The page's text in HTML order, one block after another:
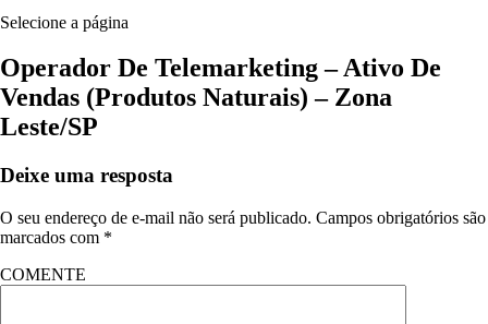
Selecione a página
Operador De Telemarketing – Ativo De
Vendas (Produtos Naturais) – Zona
Leste/SP
Deixe uma resposta
O seu endereço de e-mail não será publicado. Campos obrigatórios são
marcados com *
COMENTE